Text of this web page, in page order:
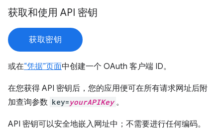
获取和使用 API 密钥
获取密钥
或在“凭据”页面中创建一个 OAuth 客户端 ID。
在您获得 API 密钥后，您的应用便可在所有请求网址后附
加查询参数 key=yourAPIKey 。
API 密钥可以安全地嵌入网址中；不需要进行任何编码。